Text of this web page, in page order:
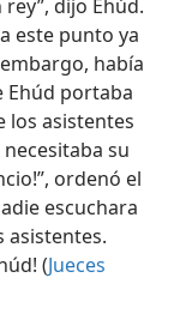
dijo Ehúd.
este punto ya
había
Ehúd portaba
los asistentes
necesitaba su
ordenó el
escuchara
asistentes.
(Jueces